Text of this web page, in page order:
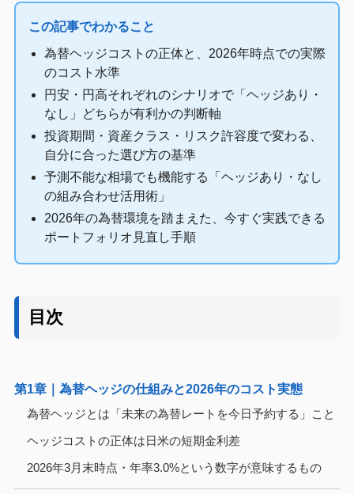
この記事でわかること
為替ヘッジコストの正体と、2026年時点での実際
のコスト水準
円安・円高それぞれのシナリオで「ヘッジあり・
なし」どちらが有利かの判断軸
投資期間・資産クラス・リスク許容度で変わる、
自分に合った選び方の基準
予測不能な相場でも機能する「ヘッジあり・なし
の組み合わせ活用術」
2026年の為替環境を踏まえた、今すぐ実践できる
ポートフォリオ見直し手順
目次
第1章｜為替ヘッジの仕組みと2026年のコスト実態
為替ヘッジとは「未来の為替レートを今日予約する」こと
ヘッジコストの正体は日米の短期金利差
2026年3月末時点・年率3.0%という数字が意味するもの